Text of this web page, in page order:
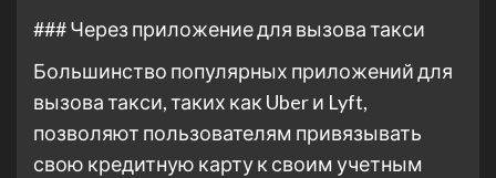
### Через приложение для вызова такси
Большинство популярных приложений для
вызова такси, таких как Uber и Lyft,
позволяют пользователям привязывать
свою кредитную карту к своим учетным